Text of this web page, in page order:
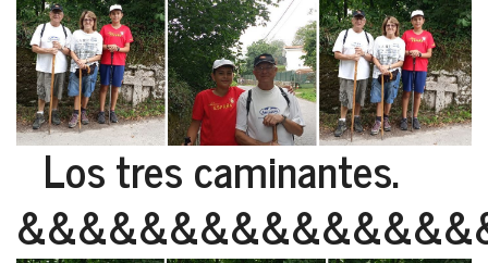
Los tres caminantes.